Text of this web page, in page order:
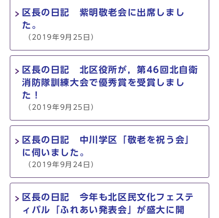
区長の日記 紫明敬老会に出席しまし
た。
（2019年9月25日）
区長の日記 北区役所が，第46回北自衛
消防隊訓練大会で優秀賞を受賞しまし
た！
（2019年9月25日）
区長の日記 中川学区「敬老を祝う会」
に伺いました。
（2019年9月24日）
区長の日記 今年も北区民文化フェステ
ィバル「ふれあい発表会」が盛大に開